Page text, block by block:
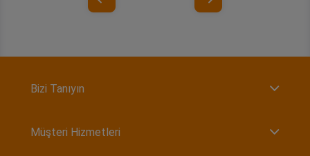
Bizi Tanıyın
Müşteri Hizmetleri